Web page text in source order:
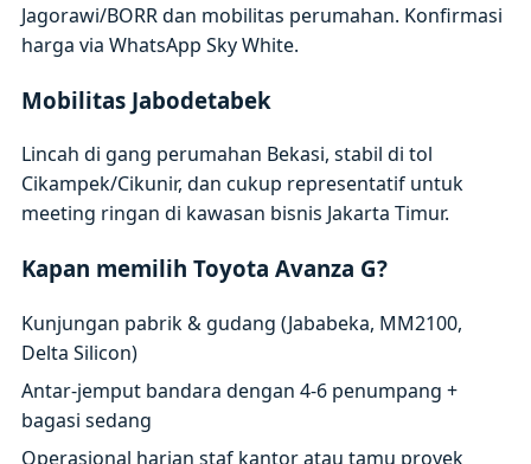
Jagorawi/BORR dan mobilitas perumahan. Konfirmasi
harga via WhatsApp Sky White.
Mobilitas Jabodetabek
Lincah di gang perumahan Bekasi, stabil di tol
Cikampek/Cikunir, dan cukup representatif untuk
meeting ringan di kawasan bisnis Jakarta Timur.
Kapan memilih Toyota Avanza G?
Kunjungan pabrik & gudang (Jababeka, MM2100,
Delta Silicon)
Antar-jemput bandara dengan 4-6 penumpang +
bagasi sedang
Operasional harian staf kantor atau tamu proyek